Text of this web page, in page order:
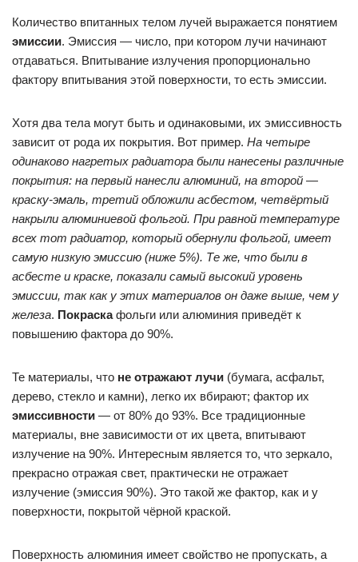
Количество впитанных телом лучей выражается понятием
эмиссии. Эмиссия — число, при котором лучи начинают
отдаваться. Впитывание излучения пропорционально
фактору впитывания этой поверхности, то есть эмиссии.
Хотя два тела могут быть и одинаковыми, их эмиссивность
зависит от рода их покрытия. Вот пример. На четыре
одинаково нагретых радиатора были нанесены различные
покрытия: на первый нанесли алюминий, на второй —
краску-эмаль, третий обложили асбестом, четвёртый
накрыли алюминиевой фольгой. При равной температуре
всех тот радиатор, который обернули фольгой, имеет
самую низкую эмиссию (ниже 5%). Те же, что были в
асбесте и краске, показали самый высокий уровень
эмиссии, так как у этих материалов он даже выше, чем у
железа. Покраскафольги или алюминия приведёт к
повышению фактора до 90%.
Те материалы, что не отражают лучи (бумага, асфальт,
дерево, стекло и камни), легко их вбирают; фактор их
эмиссивности — от 80% до 93%. Все традиционные
материалы, вне зависимости от их цвета, впитывают
излучение на 90%. Интересным является то, что зеркало,
прекрасно отражая свет, практически не отражает
излучение (эмиссия 90%). Это такой же фактор, как и у
поверхности, покрытой чёрной краской.
Поверхность алюминия имеет свойство не пропускать, а